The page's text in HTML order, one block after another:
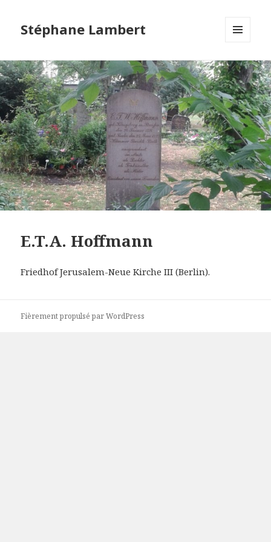
Stéphane Lambert
WIDGETS
E.T.A. Hoffmann
Friedhof Jerusalem-Neue Kirche III (Berlin).
Fièrement propulsé par WordPress